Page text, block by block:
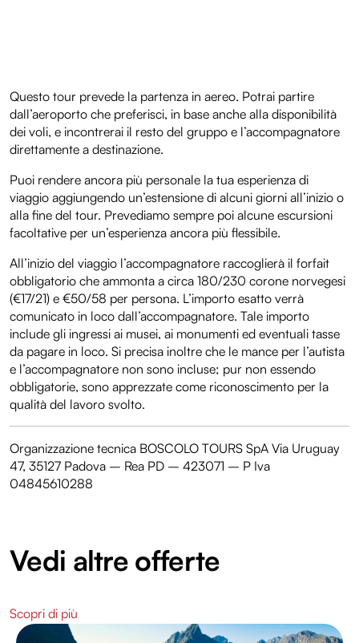
Questo tour prevede la partenza in aereo. Potrai partire
dall’aeroporto che preferisci, in base anche alla disponibilità
dei voli, e incontrerai il resto del gruppo e l’accompagnatore
direttamente a destinazione.
Puoi rendere ancora più personale la tua esperienza di
viaggio aggiungendo un’estensione di alcuni giorni all’inizio o
alla fine del tour. Prevediamo sempre poi alcune escursioni
facoltative per un’esperienza ancora più flessibile.
All’inizio del viaggio l’accompagnatore raccoglierà il forfait
obbligatorio che ammonta a circa 180/230 corone norvegesi
(€17/21) e €50/58 per persona. L’importo esatto verrà
comunicato in loco dall’accompagnatore. Tale importo
include gli ingressi ai musei, ai monumenti ed eventuali tasse
da pagare in loco. Si precisa inoltre che le mance per l’autista
e l’accompagnatore non sono incluse; pur non essendo
obbligatorie, sono apprezzate come riconoscimento per la
qualità del lavoro svolto.
Organizzazione tecnica BOSCOLO TOURS SpA Via Uruguay
47, 35127 Padova – Rea PD – 423071 – P Iva
04845610288
Vedi altre offerte
Scopri di più